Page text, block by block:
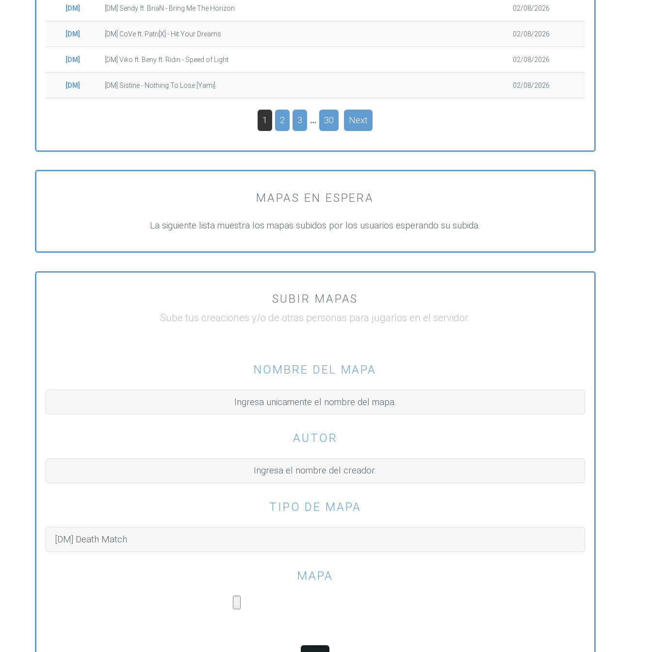
[DM] [DM] Sendy ft. BriaN - Bring Me The Horizon 02/08/2026
[DM] [DM] CoVe ft. Patri[X] - Hit Your Dreams 02/08/2026
[DM] [DM] Viko ft. Beny ft. Ridin - Speed of Light 02/08/2026
[DM] [DM] Sistine - Nothing To Lose [Yami] 02/08/2026
1 2 3 … 30 Next
MAPAS EN ESPERA
La siguiente lista muestra los mapas subidos por los usuarios esperando su subida.
SUBIR MAPAS
Sube tus creaciones y/o de otras personas para jugarlos en el servidor.
NOMBRE DEL MAPA
AUTOR
TIPO DE MAPA
MAPA